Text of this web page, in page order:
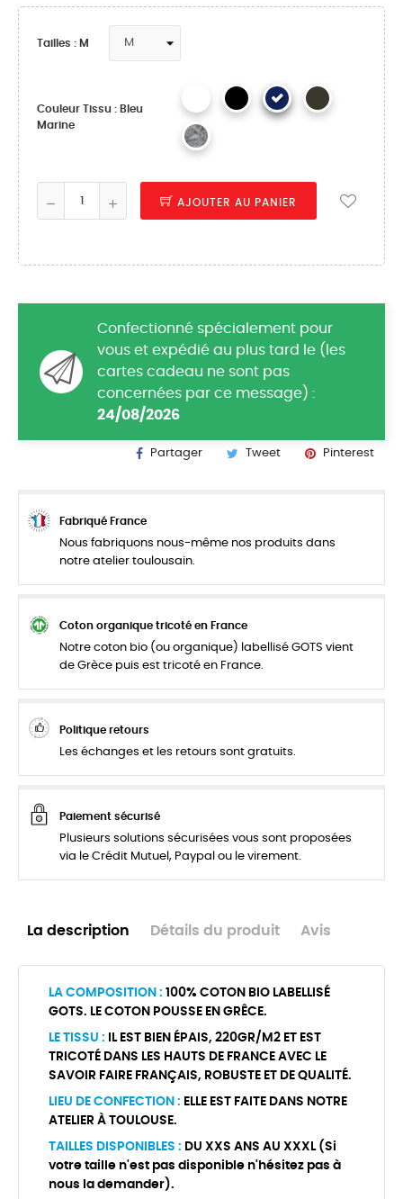
Tailles : M
Couleur Tissu : Bleu
Marine
AJOUTER AU PANIER
Confectionné spécialement pour
vous et expédié au plus tard le (les
cartes cadeau ne sont pas
concernées par ce message) :
24/08/2026
Partager Tweet Pinterest
Fabriqué France
Nous fabriquons nous-même nos produits dans
notre atelier toulousain.
Coton organique tricoté en France
Notre coton bio (ou organique) labellisé GOTS vient
de Grèce puis est tricoté en France.
Politique retours
Les échanges et les retours sont gratuits.
Paiement sécurisé
Plusieurs solutions sécurisées vous sont proposées
via le Crédit Mutuel, Paypal ou le virement.
La description Détails du produit Avis
LA COMPOSITION : 100% COTON BIO LABELLISÉ
GOTS. LE COTON POUSSE EN GRÊCE.
LE TISSU : IL EST BIEN ÉPAIS, 220GR/M2 ET EST
TRICOTÉ DANS LES HAUTS DE FRANCE AVEC LE
SAVOIR FAIRE FRANÇAIS, ROBUSTE ET DE QUALITÉ.
LIEU DE CONFECTION : ELLE EST FAITE DANS NOTRE
ATELIER À TOULOUSE.
TAILLES DISPONIBLES : DU XXS ANS AU XXXL (Si
votre taille n'est pas disponible n'hésitez pas à
nous la demander).